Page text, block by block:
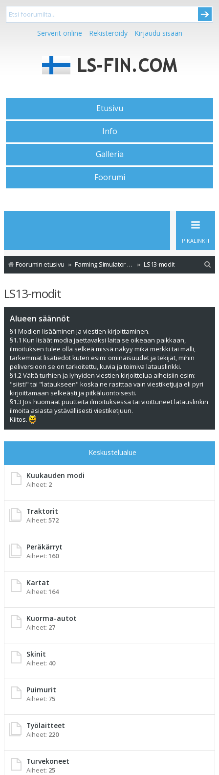
Serverit online Rekisteröidy Kirjaudu sisään
Etusivu
Info
Galleria
Foorumi
PIKALINKIT
Foorumin etusivu Farming Simulator - Modit LS13-modit
LS13-modit
Alueen säännöt
§1 Modien lisääminen ja viestien kirjoittaminen.
§1.1 Kun lisäät modia jaettavaksi laita se oikeaan paikkaan,
ilmoituksen tulee olla selkeä missä näkyy mikä merkki tai malli,
tarkemmat lisätiedot kuten esim: ominaisuudet ja tekijät, mihin
peliversioon se on tarkoitettu, kuvia ja toimiva latauslinkki.
§1.2 Vältä turhien ja lyhyiden viestien kirjoittelua aiheisiin esim:
"siisti" tai "lataukseen" koska ne rasittaa vain viestiketjuja eli pyri
kirjoittamaan selkeästi ja pitkäluontoisesti.
§1.3 Jos huomaat puutteita ilmoituksessa tai vioittuneet latauslinkin
ilmoita asiasta ystävällisesti viestiketjuun.
Kiitos.
Keskustelualue
Kuukauden modi
Aiheet: 2
Traktorit
Aiheet: 572
Peräkärryt
Aiheet: 160
Kartat
Aiheet: 164
Kuorma-autot
Aiheet: 27
Skinit
Aiheet: 40
Puimurit
Aiheet: 75
Työlaitteet
Aiheet: 220
Turvekoneet
Aiheet: 25